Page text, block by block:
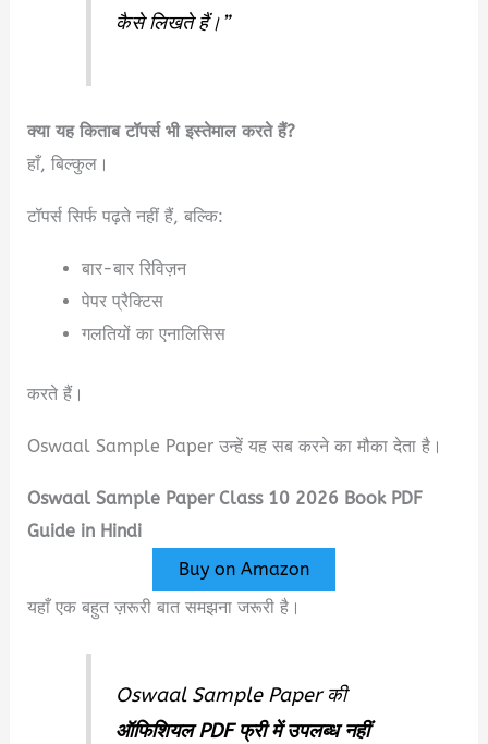
कैसे लिखते हैं।”
क्या यह किताब टॉपर्स भी इस्तेमाल करते हैं?
हाँ, बिल्कुल।
टॉपर्स सिर्फ पढ़ते नहीं हैं, बल्कि:
बार-बार रिविज़न
पेपर प्रैक्टिस
गलतियों का एनालिसिस
करते हैं।
Oswaal Sample Paper उन्हें यह सब करने का मौका देता है।
Oswaal Sample Paper Class 10 2026 Book PDF
Guide in Hindi
Buy on Amazon
यहाँ एक बहुत ज़रूरी बात समझना जरूरी है।
Oswaal Sample Paper की
ऑफिशियल PDF फ्री में उपलब्ध नहीं